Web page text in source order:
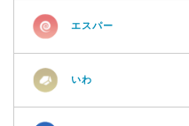
エスパー
いわ